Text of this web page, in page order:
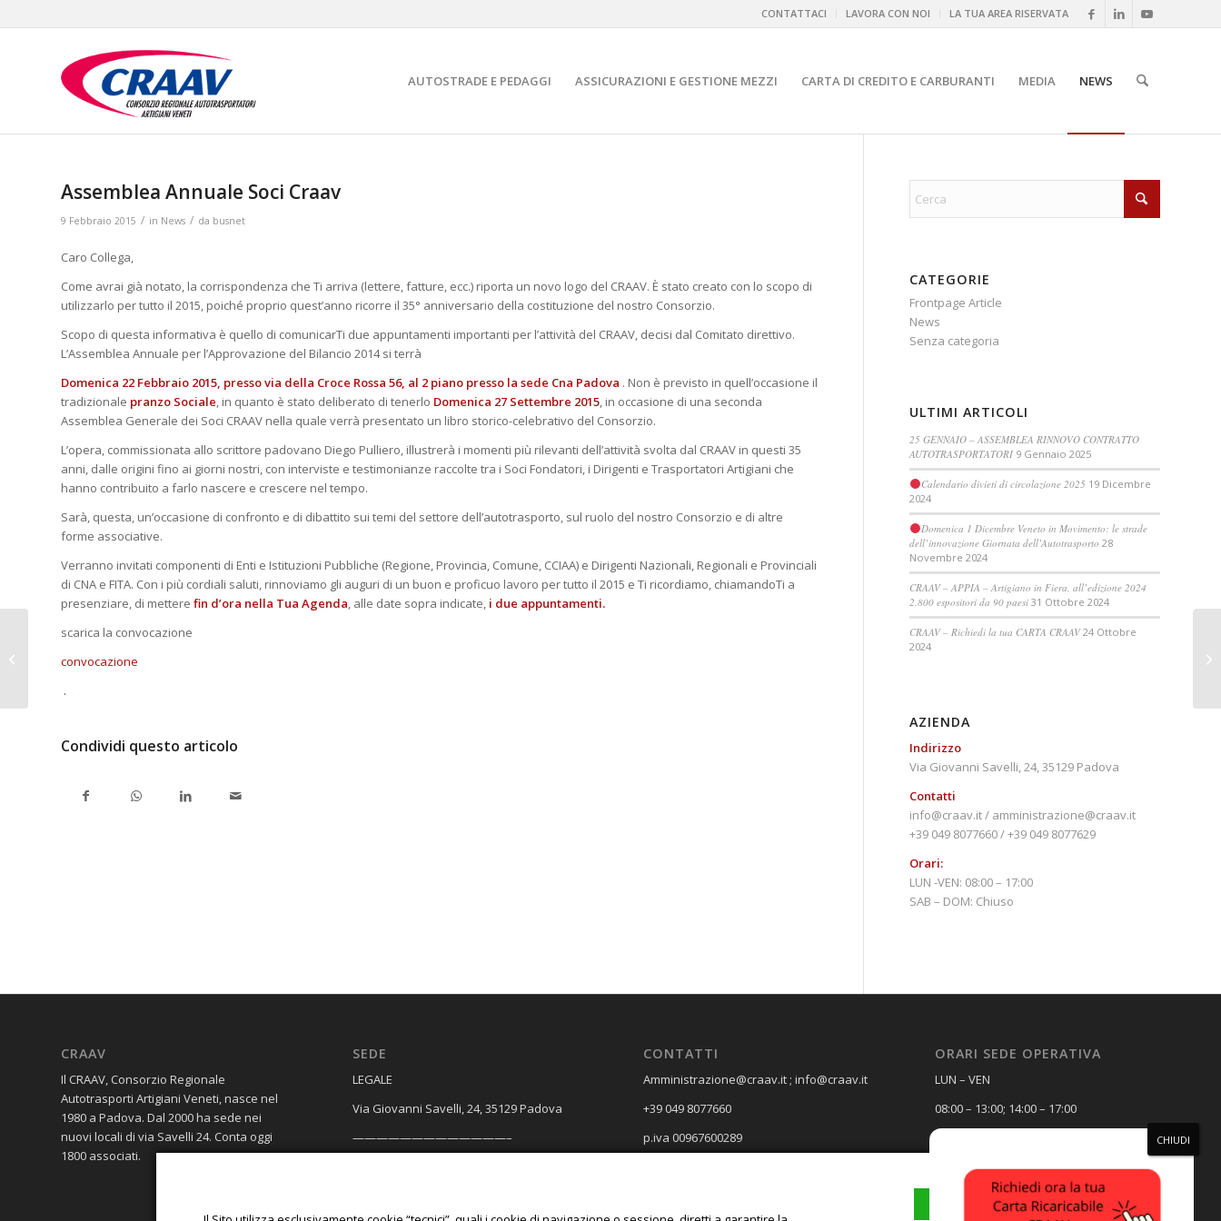
CONTATTACI LAVORA CON NOI LA TUA AREA RISERVATA
AUTOSTRADE E PEDAGGI ASSICURAZIONI E GESTIONE MEZZI CARTA DI CREDITO E CARBURANTI MEDIA NEWS
Assemblea Annuale Soci Craav
9 Febbraio 2015 / in News / da busnet
Caro Collega,
Come avrai già notato, la corrispondenza che Ti arriva (lettere, fatture, ecc.) riporta un novo logo del CRAAV. È stato creato con lo scopo di
utilizzarlo per tutto il 2015, poiché proprio quest’anno ricorre il 35° anniversario della costituzione del nostro Consorzio.
Scopo di questa informativa è quello di comunicarTi due appuntamenti importanti per l’attività del CRAAV, decisi dal Comitato direttivo.
L’Assemblea Annuale per l’Approvazione del Bilancio 2014 si terrà
Domenica 22 Febbraio 2015, presso via della Croce Rossa 56, al 2 piano presso la sede Cna Padova . Non è previsto in quell’occasione il
tradizionale pranzo Sociale, in quanto è stato deliberato di tenerlo Domenica 27 Settembre 2015, in occasione di una seconda
Assemblea Generale dei Soci CRAAV nella quale verrà presentato un libro storico-celebrativo del Consorzio.
L’opera, commissionata allo scrittore padovano Diego Pulliero, illustrerà i momenti più rilevanti dell’attività svolta dal CRAAV in questi 35
anni, dalle origini fino ai giorni nostri, con interviste e testimonianze raccolte tra i Soci Fondatori, i Dirigenti e Trasportatori Artigiani che
hanno contribuito a farlo nascere e crescere nel tempo.
Sarà, questa, un’occasione di confronto e di dibattito sui temi del settore dell’autotrasporto, sul ruolo del nostro Consorzio e di altre
forme associative.
Verranno invitati componenti di Enti e Istituzioni Pubbliche (Regione, Provincia, Comune, CCIAA) e Dirigenti Nazionali, Regionali e Provinciali
di CNA e FITA. Con i più cordiali saluti, rinnoviamo gli auguri di un buon e proficuo lavoro per tutto il 2015 e Ti ricordiamo, chiamandoTi a
presenziare, di mettere fin d’ora nella Tua Agenda, alle date sopra indicate, i due appuntamenti.
scarica la convocazione
convocazione
.
Condividi questo articolo
CATEGORIE
Frontpage Article
News
Senza categoria
ULTIMI ARTICOLI
25 GENNAIO – ASSEMBLEA RINNOVO CONTRATTO
AUTOTRASPORTATORI 9 Gennaio 2025
Calendario divieti di circolazione 2025 19 Dicembre
2024
Domenica 1 Dicembre Veneto in Movimento: le strade
dell’innovazione Giornata dell’Autotrasporto 28
Novembre 2024
CRAAV – APPIA – Artigiano in Fiera, all’edizione 2024
2.800 espositori da 90 paesi 31 Ottobre 2024
CRAAV – Richiedi la tua CARTA CRAAV 24 Ottobre
2024
AZIENDA
Indirizzo
Via Giovanni Savelli, 24, 35129 Padova
Contatti
info@craav.it / amministrazione@craav.it
+39 049 8077660 / +39 049 8077629
Orari:
LUN -VEN: 08:00 – 17:00
SAB – DOM: Chiuso
CRAAV
Il CRAAV, Consorzio Regionale
Autotrasporti Artigiani Veneti, nasce nel
1980 a Padova. Dal 2000 ha sede nei
nuovi locali di via Savelli 24. Conta oggi
1800 associati.
SEDE
​LEGALE
Via Giovanni Savelli, 24, 35129 Padova
—————————————–
CONTATTI
Amministrazione@craav.it ; info@craav.it
+39 049 8077660
p.iva 00967600289
ORARI SEDE OPERATIVA
LUN – VEN
08:00 – 13:00; 14:00 – 17:00
Chiuso
“Sblocca Italia”
in
ACCETTA